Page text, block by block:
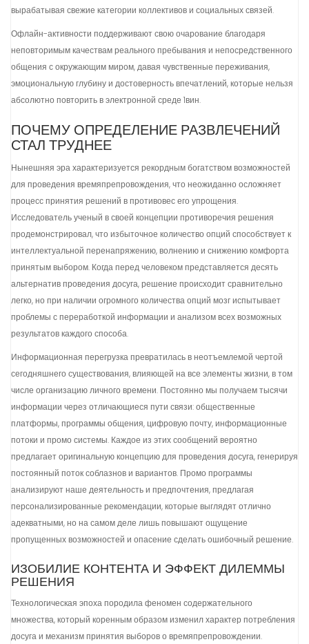
вырабатывая свежие категории коллективов и социальных связей.
Офлайн-активности поддерживают свою очарование благодаря
неповторимым качествам реального пребывания и непосредственного
общения с окружающим миром, давая чувственные переживания,
эмоциональную глубину и достоверность впечатлений, которые нельзя
абсолютно повторить в электронной среде 1вин.
ПОЧЕМУ ОПРЕДЕЛЕНИЕ РАЗВЛЕЧЕНИЙ
СТАЛ ТРУДНЕЕ
Нынешняя эра характеризуется рекордным богатством возможностей
для проведения времяпрепровождения, что неожиданно осложняет
процесс принятия решений в противовес его упрощения.
Исследователь ученый в своей концепции противоречия решения
продемонстрировал, что избыточное количество опций способствует к
интеллектуальной перенапряжению, волнению и снижению комфорта
принятым выбором. Когда перед человеком представляется десять
альтернатив проведения досуга, решение происходит сравнительно
легко, но при наличии огромного количества опций мозг испытывает
проблемы с переработкой информации и анализом всех возможных
результатов каждого способа.
Информационная перегрузка превратилась в неотъемлемой чертой
сегодняшнего существования, влияющей на все элементы жизни, в том
числе организацию личного времени. Постоянно мы получаем тысячи
информации через отличающиеся пути связи: общественные
платформы, программы общения, цифровую почту, информационные
потоки и промо системы. Каждое из этих сообщений вероятно
предлагает оригинальную концепцию для проведения досуга, генерируя
постоянный поток соблазнов и вариантов. Промо программы
анализируют наше деятельность и предпочтения, предлагая
персонализированные рекомендации, которые выглядят отлично
адекватными, но на самом деле лишь повышают ощущение
пропущенных возможностей и опасение сделать ошибочный решение.
ИЗОБИЛИЕ КОНТЕНТА И ЭФФЕКТ ДИЛЕММЫ
РЕШЕНИЯ
Технологическая эпоха породила феномен содержательного
множества, который коренным образом изменил характер потребления
досуга и механизм принятия выборов о времяпрепровождении.